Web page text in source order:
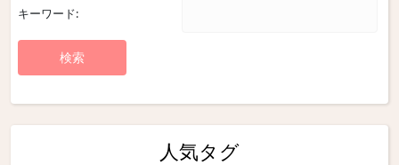
キーワード:
人気タグ